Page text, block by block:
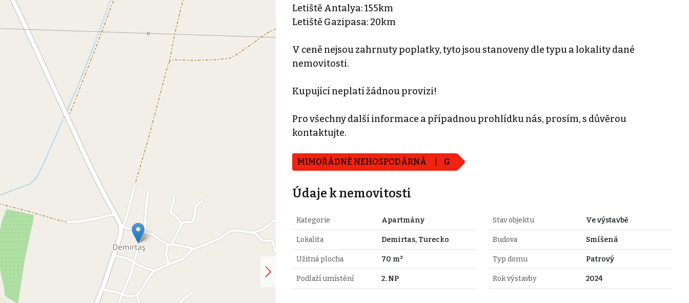
Letiště Antalya: 155km
Letiště Gazipasa: 20km
V ceně nejsou zahrnuty poplatky, tyto jsou stanoveny dle typu a lokality dané
nemovitosti.
Kupující neplatí žádnou provizi!
Pro všechny další informace a případnou prohlídku nás, prosím, s důvěrou
kontaktujte.
MIMOŘÁDNĚ NEHOSPODÁRNÁ G
Údaje k nemovitosti
Kategorie Apartmány
Lokalita Demirtas, Turecko
Užitná plocha 70 m²
Podlaží umístění 2. NP
Stav objektu Ve výstavbě
Budova Smíšená
Typ domu Patrový
Rok výstavby 2024